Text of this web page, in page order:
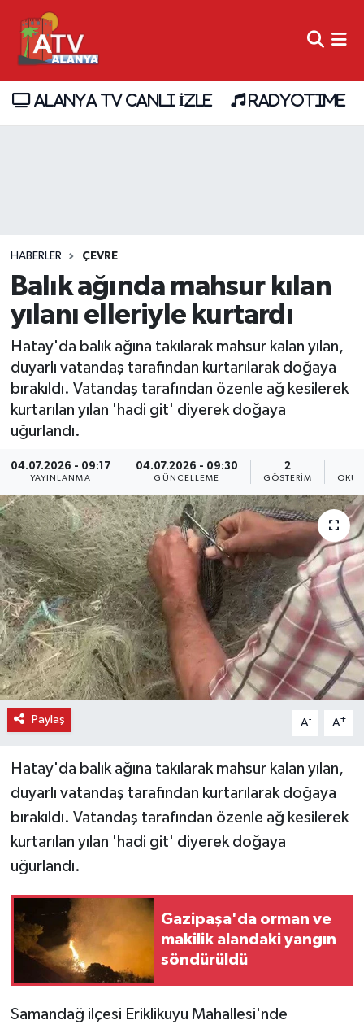
ALANYA TV CANLI İZLE RADYOTIME
HABERLER ÇEVRE
Balık ağında mahsur kılan
yılanı elleriyle kurtardı
Hatay'da balık ağına takılarak mahsur kalan yılan,
duyarlı vatandaş tarafından kurtarılarak doğaya
bırakıldı. Vatandaş tarafından özenle ağ kesilerek
kurtarılan yılan 'hadi git' diyerek doğaya
uğurlandı.
04.07.2026 - 09:17
YAYINLANMA
04.07.2026 - 09:30
GÜNCELLEME
2
GÖSTERIM
Paylaş A- A+
Hatay'da balık ağına takılarak mahsur kalan yılan,
duyarlı vatandaş tarafından kurtarılarak doğaya
bırakıldı. Vatandaş tarafından özenle ağ kesilerek
kurtarılan yılan 'hadi git' diyerek doğaya
uğurlandı.
Gazipaşa'da orman ve
makilik alandaki yangın
söndürüldü
Samandağ ilçesi Eriklikuyu Mahallesi'nde